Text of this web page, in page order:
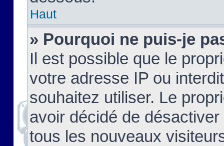
Haut
» Pourquoi ne puis-je
Il est possible que le
votre adresse IP ou
souhaitez utiliser. Le
avoir décidé de
tous les nouveaux